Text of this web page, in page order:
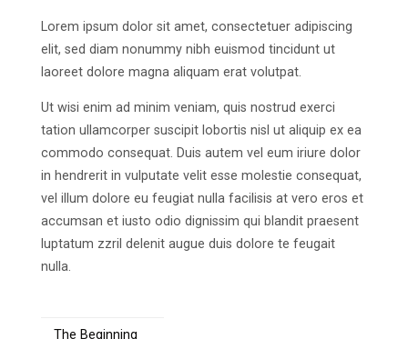
Lorem ipsum dolor sit amet, consectetuer adipiscing
elit, sed diam nonummy nibh euismod tincidunt ut
laoreet dolore magna aliquam erat volutpat.
Ut wisi enim ad minim veniam, quis nostrud exerci
tation ullamcorper suscipit lobortis nisl ut aliquip ex ea
commodo consequat. Duis autem vel eum iriure dolor
in hendrerit in vulputate velit esse molestie consequat,
vel illum dolore eu feugiat nulla facilisis at vero eros et
accumsan et iusto odio dignissim qui blandit praesent
luptatum zzril delenit augue duis dolore te feugait
nulla.
The Beginning